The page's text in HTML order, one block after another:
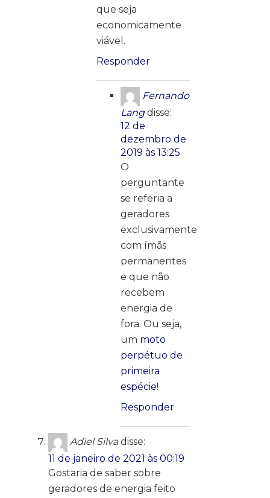
que seja
economicamente
viável.
Responder
Fernando
Lang disse:
12 de
dezembro de
2019 às 13:25
O
perguntante
se referia a
geradores
exclusivamente
com ímãs
permanentes
e que não
recebem
energia de
fora. Ou seja,
um moto
perpétuo de
primeira
espécie!
Responder
Adiel Silva disse:
11 de janeiro de 2021 às 00:19
Gostaria de saber sobre
geradores de energia feito